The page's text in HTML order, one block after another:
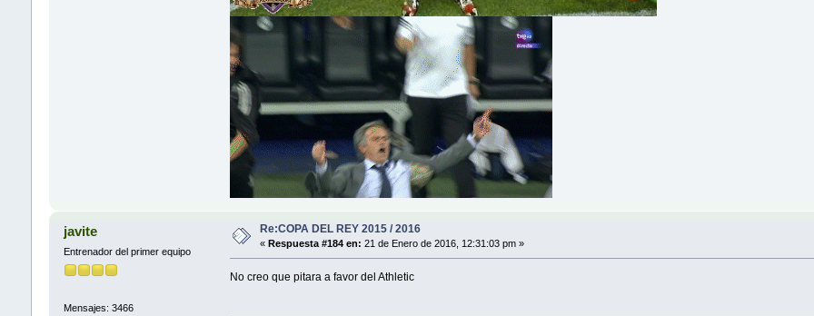
javite
Entrenador del primer equipo
Mensajes: 3466
Re:COPA DEL REY 2015 / 2016
« Respuesta #184 en: 21 de Enero de 2016, 12:31:03 pm »
No creo que pitara a favor del Athletic